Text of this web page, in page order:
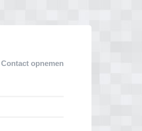
Contact opnemen